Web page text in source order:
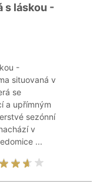
s láskou -
-
situovaná v
se
a upřímným
sezónní
v
...